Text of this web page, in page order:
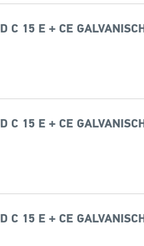
C 15 E + CE GALVANISCH
C 15 E + CE GALVANISCH
C 15 E + CE GALVANISCH